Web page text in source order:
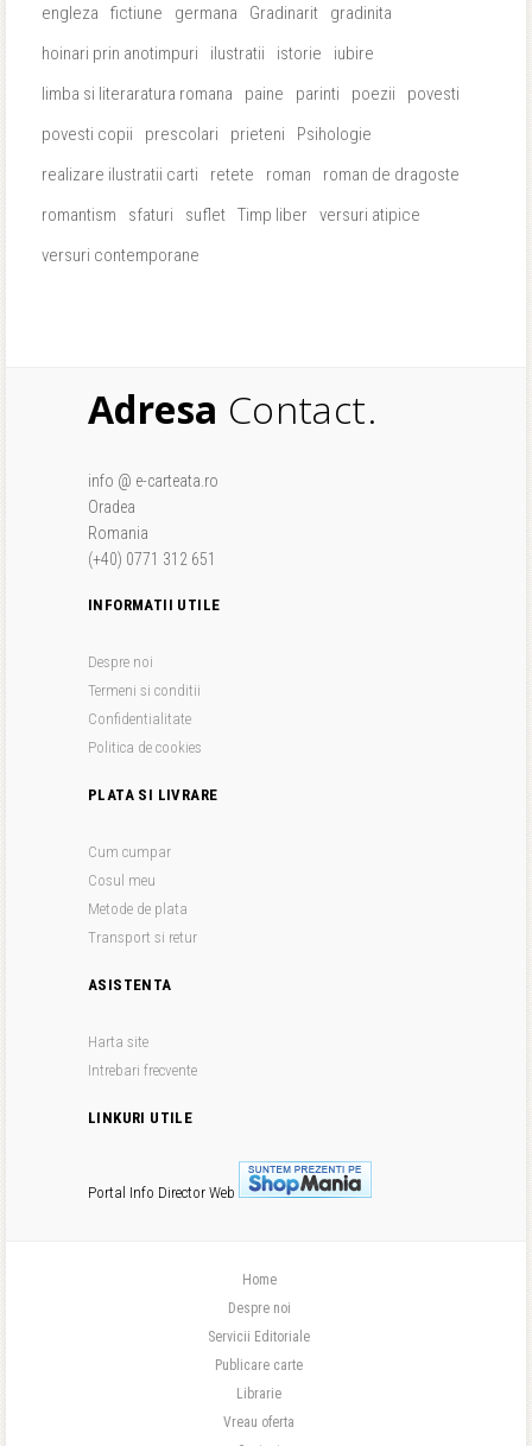
engleza
fictiune germana Gradinarit
gradinita
hoinari prin anotimpuri
ilustratii istorie
iubire
limba si literaratura romana
paine parinti poezii
povesti
povesti copii
prescolari prieteni
Psihologie
realizare ilustratii carti
retete roman
roman de dragoste
romantism
sfaturi suflet Timp liber versuri atipice
versuri contemporane
Adresa Contact.
info @ e-carteata.ro
Oradea
Romania
(+40) 0771 312 651
INFORMATII UTILE
Despre noi
Termeni si conditii
Confidentialitate
Politica de cookies
PLATA SI LIVRARE
Cum cumpar
Cosul meu
Metode de plata
Transport si retur
ASISTENTA
Harta site
Intrebari frecvente
LINKURI UTILE
Portal Info Director Web
Home
Despre noi
Servicii Editoriale
Publicare carte
Librarie
Vreau oferta